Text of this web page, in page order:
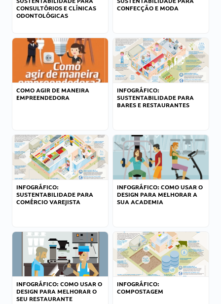
CONSULTÓRIOS E CLÍNICAS
ODONTOLÓGICAS
CONFECÇÃO E MODA
COMO AGIR DE MANEIRA
EMPREENDEDORA
INFOGRÁFICO:
SUSTENTABILIDADE PARA
BARES E RESTAURANTES
INFOGRÁFICO:
SUSTENTABILIDADE PARA
COMÉRCIO VAREJISTA
INFOGRÁFICO: COMO USAR O
DESIGN PARA MELHORAR A
SUA ACADEMIA
INFOGRÁFICO: COMO USAR O
DESIGN PARA MELHORAR O
SEU RESTAURANTE
INFOGRÁFICO:
COMPOSTAGEM